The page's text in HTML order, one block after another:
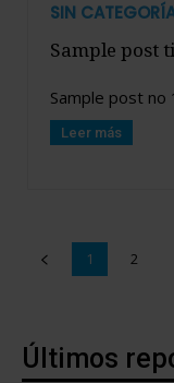
SIN
Sample post
Sample post no
Leer más
1 2
Últimos